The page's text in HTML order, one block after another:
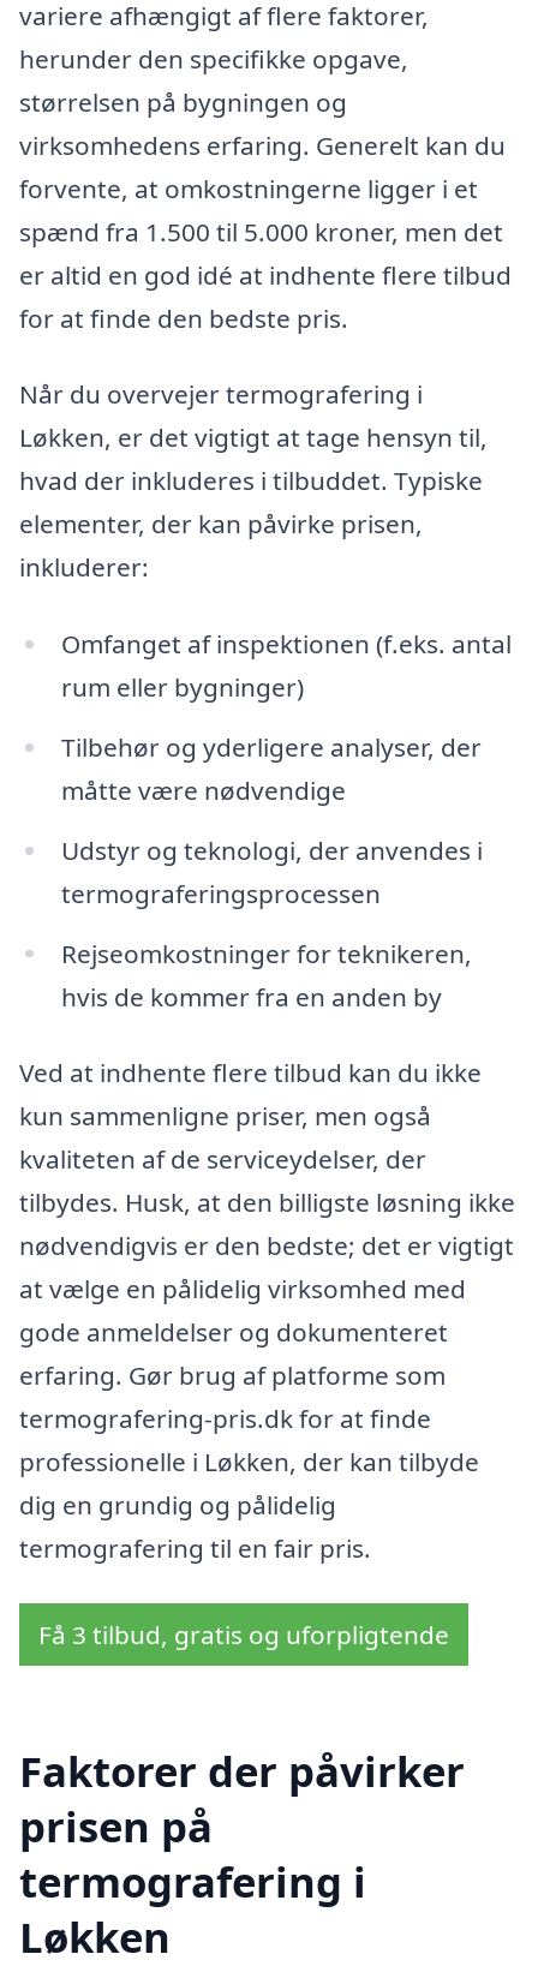
variere afhængigt af flere faktorer,
herunder den specifikke opgave,
størrelsen på bygningen og
virksomhedens erfaring. Generelt kan du
forvente, at omkostningerne ligger i et
spænd fra 1.500 til 5.000 kroner, men det
er altid en god idé at indhente flere tilbud
for at finde den bedste pris.
Når du overvejer termografering i
Løkken, er det vigtigt at tage hensyn til,
hvad der inkluderes i tilbuddet. Typiske
elementer, der kan påvirke prisen,
inkluderer:
Omfanget af inspektionen (f.eks. antal
rum eller bygninger)
Tilbehør og yderligere analyser, der
måtte være nødvendige
Udstyr og teknologi, der anvendes i
termograferingsprocessen
Rejseomkostninger for teknikeren,
hvis de kommer fra en anden by
Ved at indhente flere tilbud kan du ikke
kun sammenligne priser, men også
kvaliteten af de serviceydelser, der
tilbydes. Husk, at den billigste løsning ikke
nødvendigvis er den bedste; det er vigtigt
at vælge en pålidelig virksomhed med
gode anmeldelser og dokumenteret
erfaring. Gør brug af platforme som
termografering-pris.dk for at finde
professionelle i Løkken, der kan tilbyde
dig en grundig og pålidelig
termografering til en fair pris.
Få 3 tilbud, gratis og uforpligtende
Faktorer der påvirker
prisen på
termografering i
Løkken